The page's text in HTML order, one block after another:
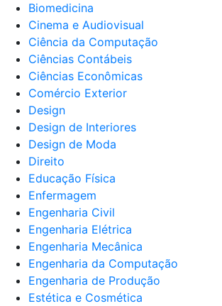
Biomedicina
Cinema e Audiovisual
Ciência da Computação
Ciências Contábeis
Ciências Econômicas
Comércio Exterior
Design
Design de Interiores
Design de Moda
Direito
Educação Física
Enfermagem
Engenharia Civil
Engenharia Elétrica
Engenharia Mecânica
Engenharia da Computação
Engenharia de Produção
Estética e Cosmética